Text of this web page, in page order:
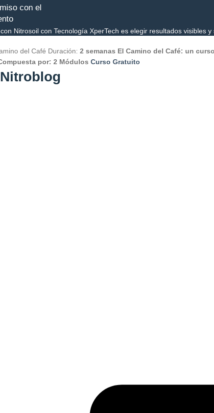
con el
Nitrosoil con Tecnología XperTech es elegir resultados visibles y
del Café Duración:2 semanas El Camino del Café: un
por:2 MódulosCurso Gratuito
Nitroblog